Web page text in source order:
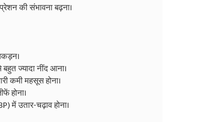
की संभावना बढ़ना।
ज्यादा नींद आना।
कमी महसूस होना।
होना।
में उतार-चढ़ाव होना।